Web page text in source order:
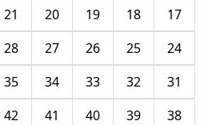
17
18
19
20
21
24
25
26
27
28
31
32
33
34
35
38
39
40
41
42